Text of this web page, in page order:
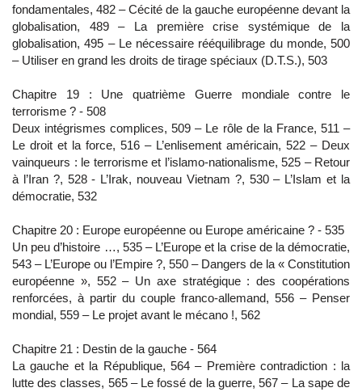
fondamentales, 482 – Cécité de la gauche européenne devant la
globalisation, 489 – La première crise systémique de la
globalisation, 495 – Le nécessaire rééquilibrage du monde, 500
– Utiliser en grand les droits de tirage spéciaux (D.T.S.), 503
Chapitre 19 : Une quatrième Guerre mondiale contre le
terrorisme ? - 508
Deux intégrismes complices, 509 – Le rôle de la France, 511 –
Le droit et la force, 516 – L’enlisement américain, 522 – Deux
vainqueurs : le terrorisme et l’islamo-nationalisme, 525 – Retour
à l’Iran ?, 528 - L’Irak, nouveau Vietnam ?, 530 – L’Islam et la
démocratie, 532
Chapitre 20 : Europe européenne ou Europe américaine ? - 535
Un peu d’histoire …, 535 – L’Europe et la crise de la démocratie,
543 – L’Europe ou l’Empire ?, 550 – Dangers de la « Constitution
européenne », 552 – Un axe stratégique : des coopérations
renforcées, à partir du couple franco-allemand, 556 – Penser
mondial, 559 – Le projet avant le mécano !, 562
Chapitre 21 : Destin de la gauche - 564
La gauche et la République, 564 – Première contradiction : la
lutte des classes, 565 – Le fossé de la guerre, 567 – La sape de